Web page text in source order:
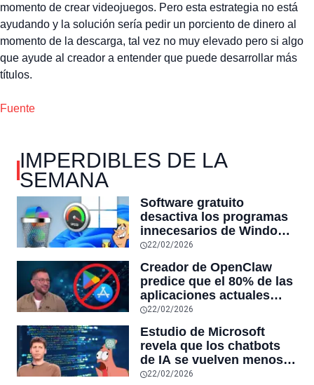
momento de crear videojuegos. Pero esta estrategia no está
ayudando y la solución sería pedir un porciento de dinero al
momento de la descarga, tal vez no muy elevado pero si algo
que ayude al creador a entender que puede desarrollar más
títulos.
Fuente
IMPERDIBLES DE LA
SEMANA
Software gratuito
desactiva los programas
innecesarios de Windows
11 y optimiza el PC,
RAM y mucho más
22/02/2026
Creador de OpenClaw
predice que el 80% de las
aplicaciones actuales
desaparecerán en el
las aplicaciones con
sensores únicos o
conexiones especiales a
hardware
22/02/2026
Estudio de Microsoft
revela que los chatbots
de IA se vuelven menos
confiables mientras más
22/02/2026